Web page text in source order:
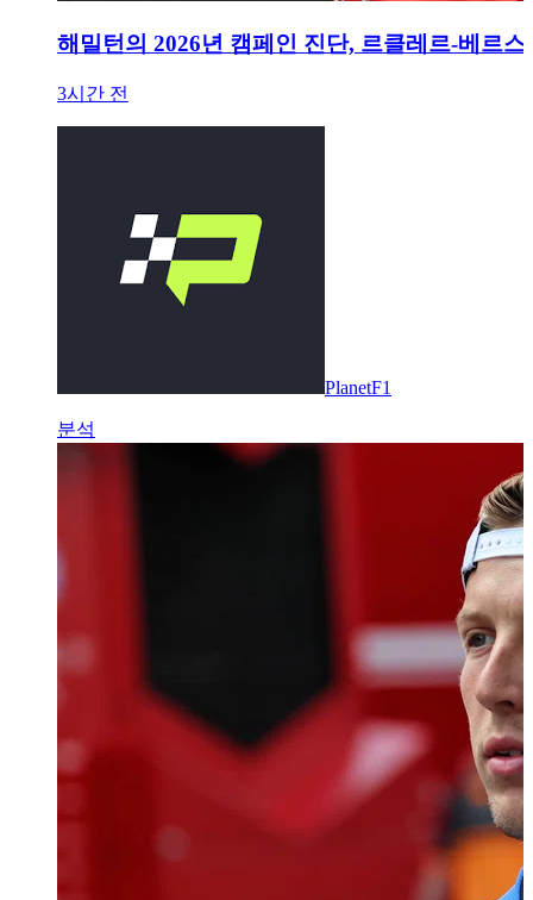
해밀턴의 2026년 캠페인 진단, 르클레르-베르
3시간 전
PlanetF1
분석